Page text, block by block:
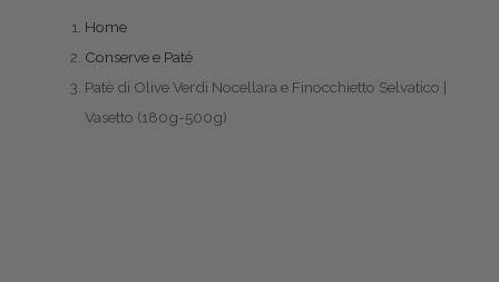
Home
Conserve e Paté
Patè di Olive Verdi Nocellara e Finocchietto Selvatico |
Vasetto (180g-500g)